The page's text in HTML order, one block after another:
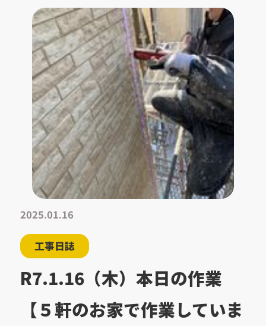
2025.01.16
工事日誌
R7.1.16（木）本日の作業
【５軒のお家で作業していま